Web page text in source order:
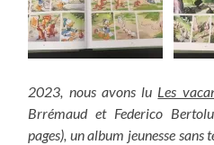
2023, nous avons lu Les
Brrémaud et Federico
pages), un album jeunesse